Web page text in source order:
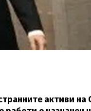
активи на